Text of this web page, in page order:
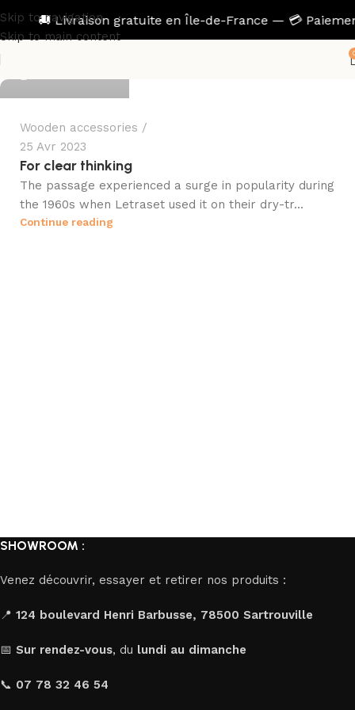
Skip to navigation
Skip to main content
matelashome
Wooden accessories
25 Avr 2023
For clear thinking
The passage experienced a surge in popularity during
the 1960s when Letraset used it on their dry-tr...
Continue reading
SHOWROOM :
Venez découvrir, essayer et retirer nos produits :
📍 124 boulevard Henri Barbusse, 78500 Sartrouville
📅 Sur rendez-vous, du lundi au dimanche
📞 07 78 32 46 54
🚚 Livraison gratuite en Île-de-France — 💳